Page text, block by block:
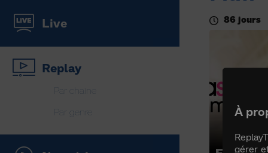
Live
Replay
Par chaine
Par genre
86 jours
À
gérer